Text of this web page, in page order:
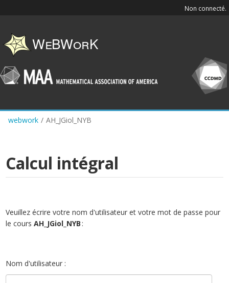
content
Non connecté.
webwork / AH_JGiol_NYB
Calcul intégral
Veuillez écrire votre nom d'utilisateur et votre mot de passe pour
le coursAH_JGiol_NYB :
Nom d'utilisateur :